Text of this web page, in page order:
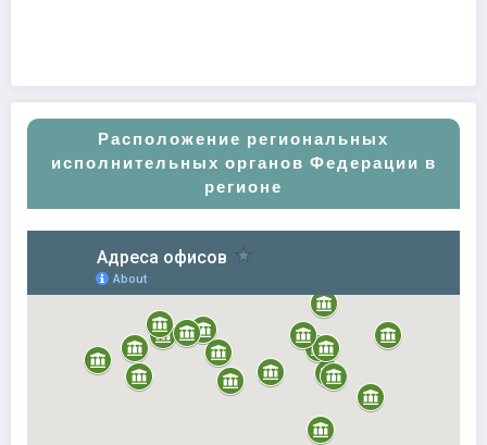
Расположение региональных
исполнительных органов Федерации в
регионе